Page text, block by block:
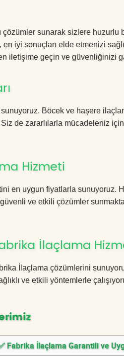
sunarak sizlere huzurlu
iyi sonuçları elde etmenizi
iletişime geçin ve güvenliğinizi
Böcek ve haşere
de zararlılarla mücadeleniz
Hizmeti
en uygun fiyatlarla sunuyoruz.
ve etkili çözümler
İlaçlama
İlaçlama çözümlerini
ve etkili yöntemlerle
Fabrika İlaçlama Garantili ve